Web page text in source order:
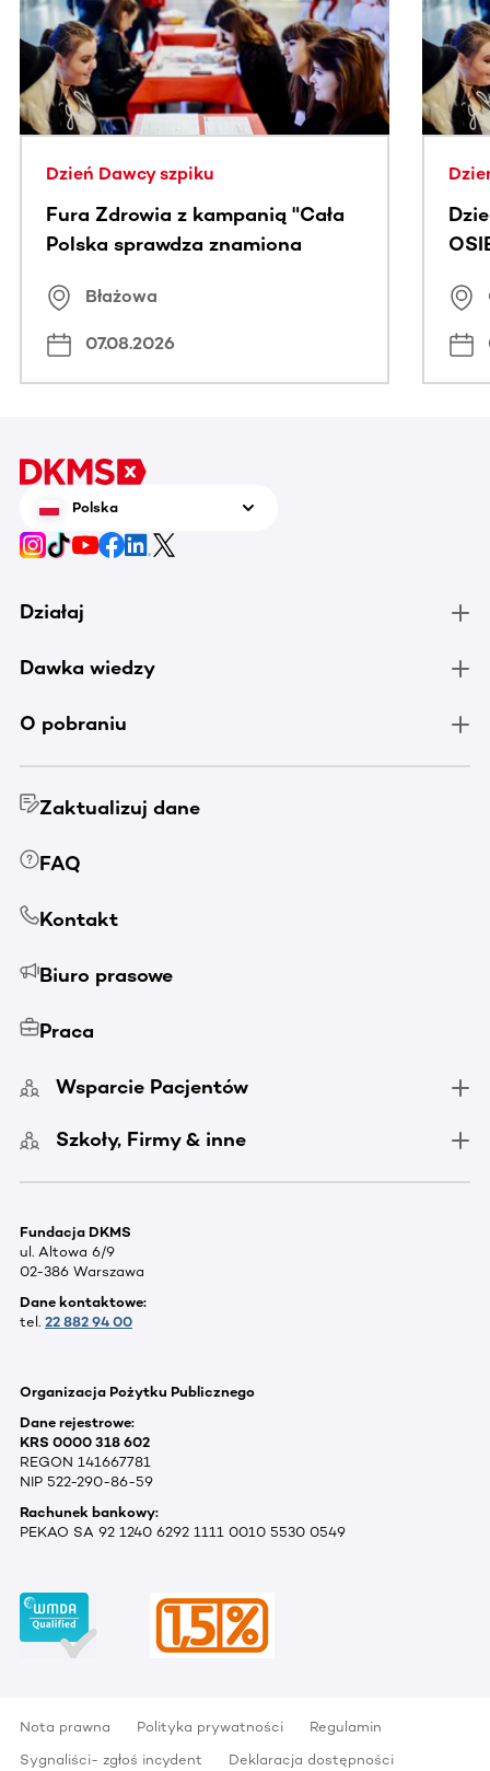
Dzień Dawcy szpiku
Fura Zdrowia z kampanią "Cała
Polska sprawdza znamiona
Błażowa
07.08.2026
Polska
Działaj
Dawka wiedzy
O pobraniu
Zaktualizuj dane
FAQ
Kontakt
Biuro prasowe
Praca
Wsparcie Pacjentów
Szkoły, Firmy & inne
Fundacja DKMS
ul. Altowa 6/9
02-386 Warszawa
Dane kontaktowe:
tel. 22 882 94 00
Organizacja Pożytku Publicznego
Dane rejestrowe:
KRS 0000 318 602
REGON 141667781
NIP 522-290-86-59
Rachunek bankowy:
PEKAO SA 92 1240 6292 1111 0010 5530 0549
Nota prawna Polityka prywatności
Regulamin
Sygnaliści- zgłoś incydent
Deklaracja dostępności